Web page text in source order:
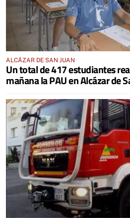
ALCÁZAR DE SAN JUAN
Un total de 417 estudiantes
mañana la PAU en Alcázar de